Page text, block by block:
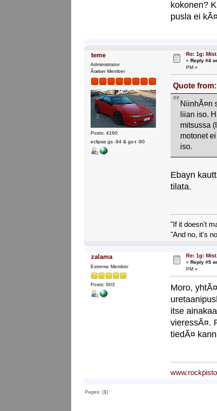
kokonen?
pusla ei
teme
Administrator
Ãœber Member
Posts: 4160
eclipse gs -94 & gs-t -90
Re: 1g:
« Reply #4
PM »
Quote
NiinhÃ¤n
liian iso.
mitsussa
motonet
iso.
Ebayn
tilata.
"If it doesn't
"And no, it's
zalama
Extreme Member
Posts: 603
Re: 1g:
« Reply #5
PM »
Moro,
itse
vieressÃ¤.
tiedÃ¤
Pages: [1]